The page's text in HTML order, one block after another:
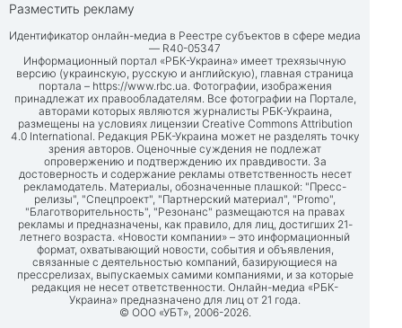
Разместить рекламу
Идентификатор онлайн-медиа в Реестре субъектов в сфере медиа
— R40-05347
Информационный портал «РБК-Украина» имеет трехязычную
версию (украинскую, русскую и английскую), главная страница
портала – https://www.rbc.ua. Фотографии, изображения
принадлежат их правообладателям. Все фотографии на Портале,
авторами которых являются журналисты РБК-Украина,
размещены на условиях лицензии Creative Commons Attribution
4.0 International. Редакция РБК-Украина может не разделять точку
зрения авторов. Оценочные суждения не подлежат
опровержению и подтверждению их правдивости. За
достоверность и содержание рекламы ответственность несет
рекламодатель. Материалы, обозначенные плашкой: "Пресс-
релизы", "Спецпроект", "Партнерский материал", "Promo",
"Благотворительность", "Резонанс" размещаются на правах
рекламы и предназначены, как правило, для лиц, достигших 21-
летнего возраста. «Новости компании» – это информационный
формат, охватывающий новости, события и объявления,
связанные с деятельностью компаний, базирующиеся на
прессрелизах, выпускаемых самими компаниями, и за которые
редакция не несет ответственности. Онлайн-медиа «РБК-
Украина» предназначено для лиц от 21 года.
© ООО «УБТ», 2006-2026.